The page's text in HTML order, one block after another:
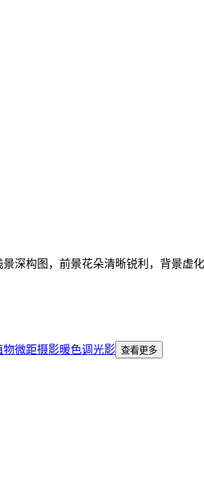
深构图，前景花朵清晰锐利，背景虚
物微距摄影暖色调光影 查看更多